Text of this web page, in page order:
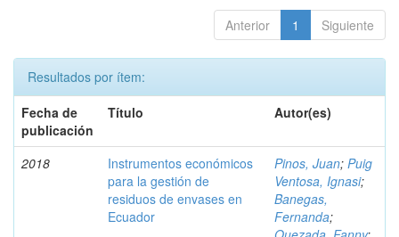
Anterior 1 Siguiente
Resultados por ítem:
Fecha de
publicación
Título Autor(es)
2018
Instrumentos económicos
para la gestión de
residuos de envases en
Ecuador
Pinos, Juan; Puig
Ventosa, Ignasi;
Banegas,
Fernanda;